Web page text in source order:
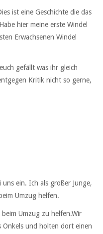
ist eine Geschichte die das
hier meine erste Windel
Erwachsenen Windel
gefällt was ihr gleich
Kritik nicht so gerne,
ein. Ich als großer Junge,
Umzug helfen.
Umzug zu helfen.Wir
und holten dort einen